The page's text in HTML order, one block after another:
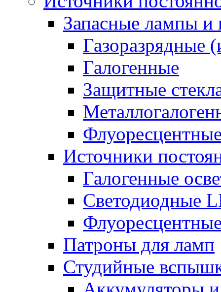
Запасные лампы и
Газоразрядные
Галогенные
Защитные
Источники
Галогенные
Светодиодные
Патроны для ламп
Студийные